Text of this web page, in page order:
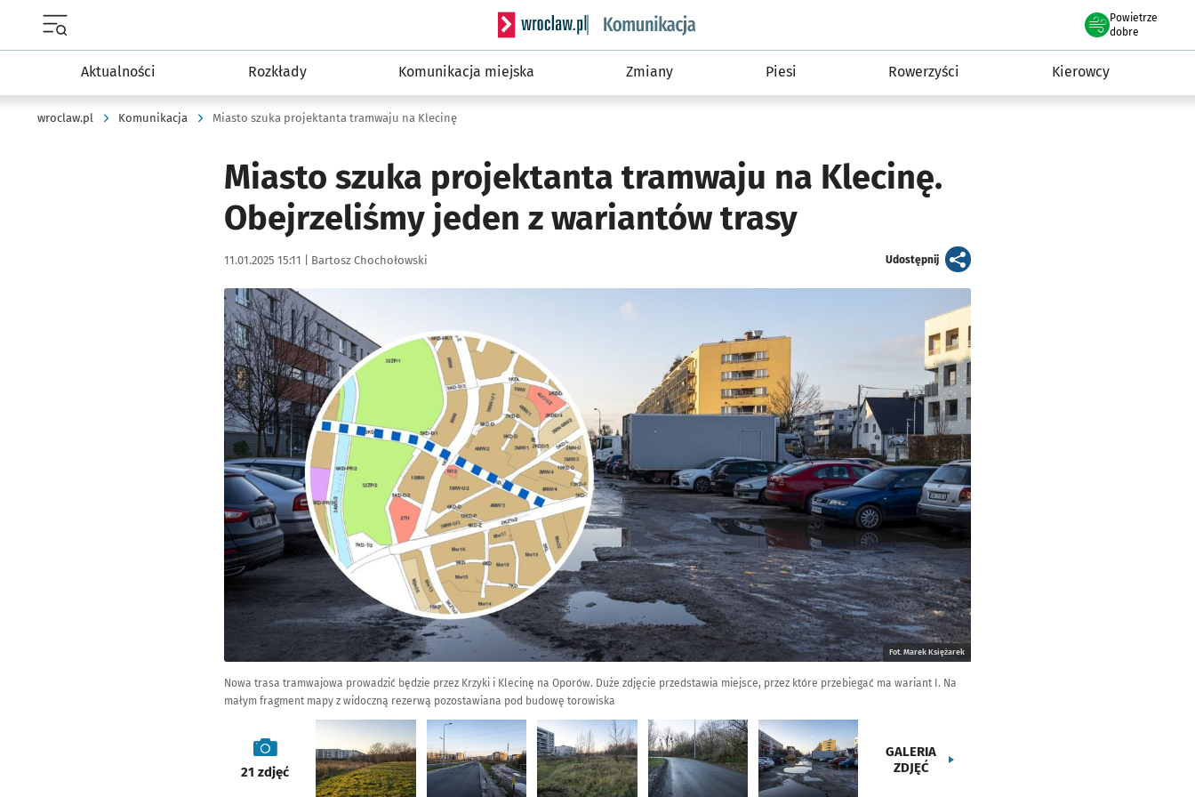
Serwis informacyjny wroclaw.pl podserwis: Komunikacja
Powietrze
we Wrocławiu
dobre
Aktualności Rozkłady Komunikacja miejska Zmiany Piesi Rowerzyści Kierowcy
wroclaw.pl Komunikacja Miasto szuka projektanta tramwaju na Klecinę
Miasto szuka projektanta tramwaju na Klecinę.
Obejrzeliśmy jeden z wariantów trasy
Data publikacji:
11.01.2025 15:11 | Autor:
Bartosz Chochołowski Udostępnijartykuł
Kliknij, aby zobaczyć galerię
Kliknij, aby powiększyć
Fot. Marek Księżarek
Nowa trasa tramwajowa prowadzić będzie przez Krzyki i Klecinę na Oporów. Duże zdjęcie przedstawia miejsce, przez które przebiegać ma wariant I. Na
małym fragment mapy z widoczną rezerwą pozostawiana pod budowę torowiska
galeria
21 zdjęć
GALERIA
ZDJĘĆ